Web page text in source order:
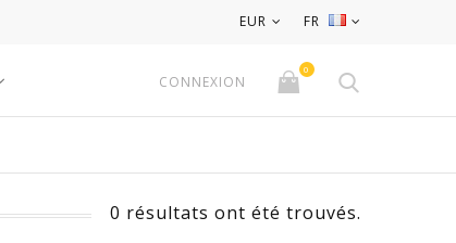
FR
EUR
CONNEXION
0
0 résultats ont été trouvés.